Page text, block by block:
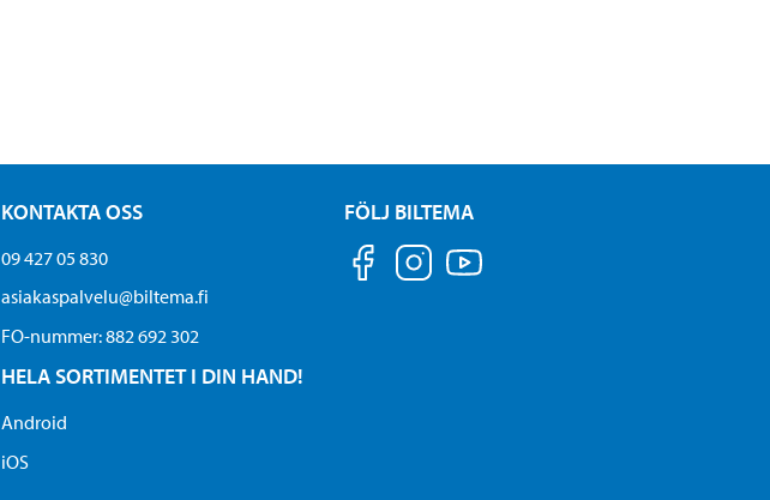
KONTAKTA OSS
09 427 05 830
asiakaspalvelu@biltema.fi
FO-nummer:​ 882 692 302
HELA SORTIMENTET I DIN HAND!
Android
iOS
FÖLJ BILTEMA